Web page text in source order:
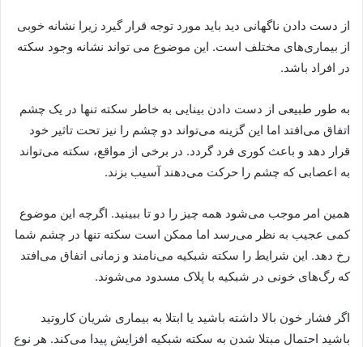
از دست دادن ناگهانی دید باید مورد توجه قرار گیرد زیرا نشانه خوبی
از بیماری‌های مختلف است. این موضوع می تواند نشانه وجود سکته
در افراد باشد.
به طور طبیعی از دست دادن بینایی به خاطر سکته تنها در یک چشم
اتفاق می‌افتد اما این گزینه می‌تواند دو چشم را نیز تحت تاثیر خود
قرار دهد و باعث کوری فرد گردد. در برخی از مواقع، سکته می‌تواند
به اعصابی که چشم را حرکت می‌دهند آسیب بزند.
همین امر موجب می‌شود همه چیز را دو تا ببینید. اگرچه این موضوع
کمی عجیب به نظر می‌رسد اما ممکن است سکته تنها در چشم شما
رخ دهد. این شرایط را سکته شبکیه می‌نامند و زمانی اتفاق می‌افتد
که رگ‌های خونی در شبکیه با پلاک مسدود می‌شوند.
اگر فشار خون بالا داشته باشید یا ابتلا به بیماری شریان کاروتید
باشید احتمال مبتلا شدن به سکته شبکیه افزایش پیدا می‌کند. هر نوع